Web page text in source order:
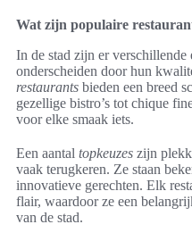
Wat zijn populaire
In de stad zijn er verschillende
onderscheiden door hun
restaurants bieden een breed
gezellige bistro’s tot chique
voor elke smaak iets.
Een aantal topkeuzes zijn
vaak terugkeren. Ze staan
innovatieve gerechten. Elk
flair, waardoor ze een
van de stad.